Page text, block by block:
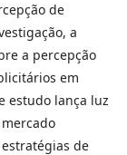
de
a
a percepção
em
estudo lança luz
de